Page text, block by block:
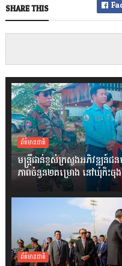
SHARE THIS
ព័ត៌មានជាតិ
មន្ត្រីជាន់ខ្ពស់ក្រសួងអភិវឌ្ឍន៍
ភាពចំនួន២គម្រោង នៅឃុំកិះចុង
ព័ត៌មានជាតិ